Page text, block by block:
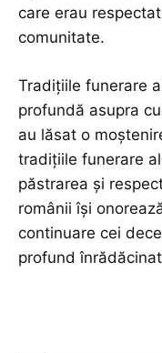
care erau
comunitate.
Tradițiile funerare
profundă asupra
au lăsat o
tradițiile funerare
păstrarea și
românii își
continuare cei
profund